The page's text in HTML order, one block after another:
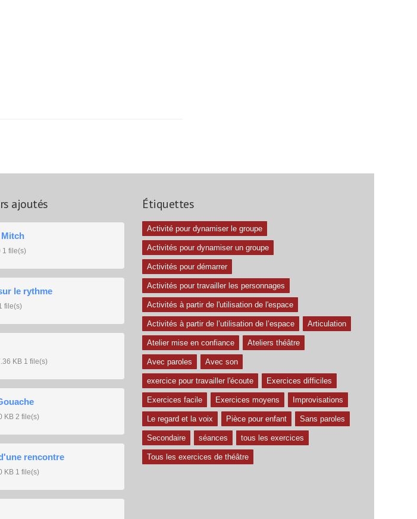
ajoutés
Mitch
1 file(s)
le rythme
file(s)
KB 1 file(s)
KB 2 file(s)
rencontre
KB 1 file(s)
Étiquettes
Activité pour dynamiser le groupe
Activités pour dynamiser un groupe
Activités pour démarrer
Activités pour travailler les personnages
Activités à partir de l'utilisation de l'espace
Activités à partir de l’utilisation de l’espace Articulation
Atelier mise en confiance Ateliers théâtre
Avec paroles Avec son
exercice pour travailler l'écoute Exercices difficiles
Exercices facile Exercices moyens Improvisations
Le regard et la voix Pièce pour enfant Sans paroles
Secondaire séances tous les exercices
Tous les exercices de théâtre